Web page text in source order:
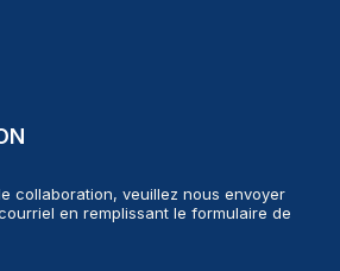
collaboration, veuillez nous envoyer
en remplissant le formulaire de